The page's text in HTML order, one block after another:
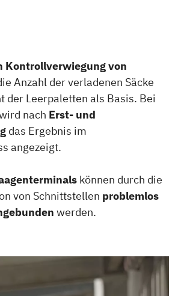
Kontrollverwiegung von
Anzahl der verladenen Säcke
der Leerpaletten als Basis. Bei
nach Erst- und
das Ergebnis im
angezeigt.
können durch die
von Schnittstellen problemlos
werden.